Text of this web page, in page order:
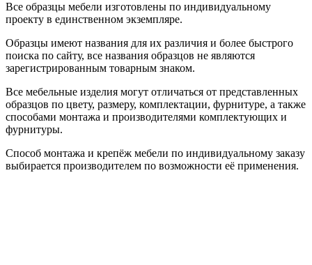
Все образцы мебели изготовлены по индивидуальному
проекту в единственном экземпляре.
Образцы имеют названия для их различия и более быстрого
поиска по сайту, все названия образцов не являются
зарегистрированным товарным знаком.
Все мебельные изделия могут отличаться от представленных
образцов по цвету, размеру, комплектации, фурнитуре, а также
способами монтажа и производителями комплектующих и
фурнитуры.
Способ монтажа и крепёж мебели по индивидуальному заказу
выбирается производителем по возможности её применения.